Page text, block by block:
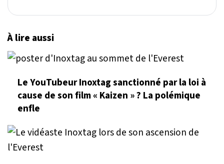
À lire aussi
Le YouTubeur Inoxtag sanctionné par la loi à
cause de son film « Kaizen » ? La polémique
enfle